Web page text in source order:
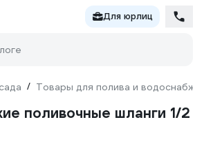
Для юрлиц
/ Товары для полива и
поливочные шланги 1/2